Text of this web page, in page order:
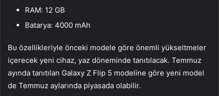
RAM: 12 GB
Batarya: 4000 mAh
Bu özellikleriyle önceki modele göre önemli yükseltmeler
içerecek yeni cihaz, yaz döneminde tanıtılacak. Temmuz
ayında tanıtılan Galaxy Z Flip 5 modeline göre yeni model
de Temmuz aylarında piyasada olabilir.